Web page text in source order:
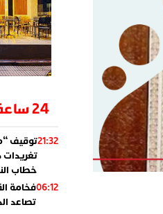
24 ساعة
21:32توقيف
خطاب
06:12فخامة
تصاعد